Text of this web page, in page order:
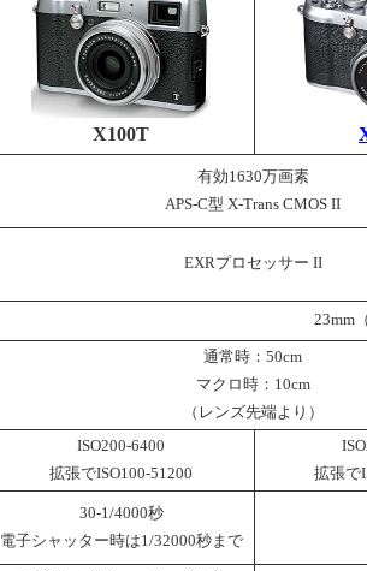
X100T
有効1630万画素
APS-C型 X-Trans CMOS II
EXRプロセッサー II
23mm
通常時：50cm
マクロ時：10cm
（レンズ先端より）
ISO200-6400
拡張でISO100-51200
拡張で
30-1/4000秒
電子シャッター時は1/32000秒まで